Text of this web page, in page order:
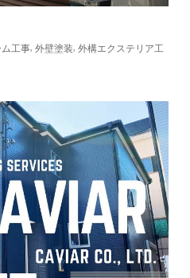
工事,外壁塗装,外構エクステリア工